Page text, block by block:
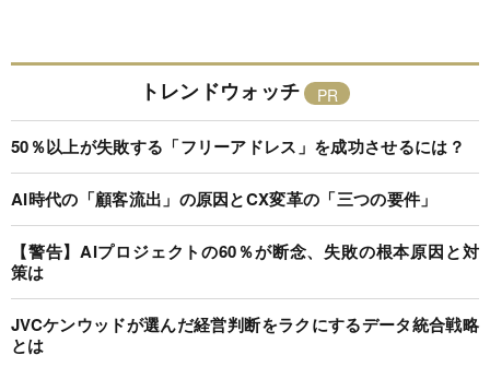
トレンドウォッチ
50％以上が失敗する「フリーアドレス」を成功させるには？
AI時代の「顧客流出」の原因とCX変革の「三つの要件」
【警告】AIプロジェクトの60％が断念、失敗の根本原因と対
策は
JVCケンウッドが選んだ経営判断をラクにするデータ統合戦略
とは